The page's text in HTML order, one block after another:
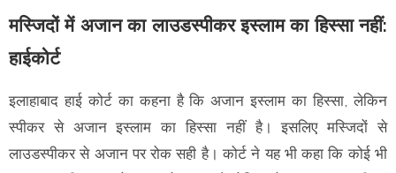
मस्जिदों में अजान का लाउडस्पीकर इस्लाम का हिस्सा नहीं:
हाईकोर्ट
इलाहाबाद हाई कोर्ट का कहना है कि अजान इस्लाम का हिस्सा, लेकिन
स्पीकर से अजान इस्लाम का हिस्सा नहीं है। इसलिए मस्जिदों से
लाउडस्पीकर से अजान पर रोक सही है। कोर्ट ने यह भी कहा कि कोई भी